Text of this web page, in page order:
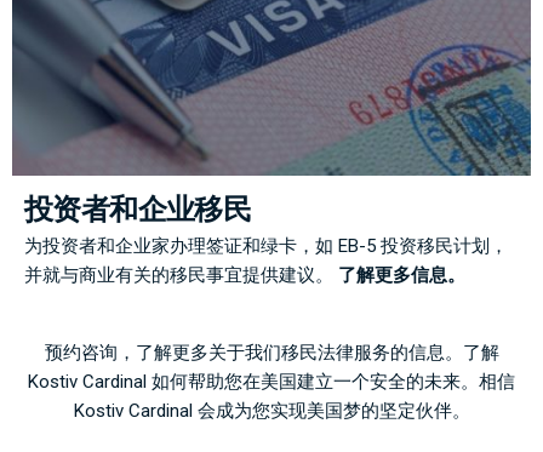
投资者和企业移民
为投资者和企业家办理签证和绿卡，如 EB-5 投资移民计划，
并就与商业有关的移民事宜提供建议。 了解更多信息。
预约咨询，了解更多关于我们移民法律服务的信息。了解
Kostiv Cardinal 如何帮助您在美国建立一个安全的未来。相信
Kostiv Cardinal 会成为您实现美国梦的坚定伙伴。